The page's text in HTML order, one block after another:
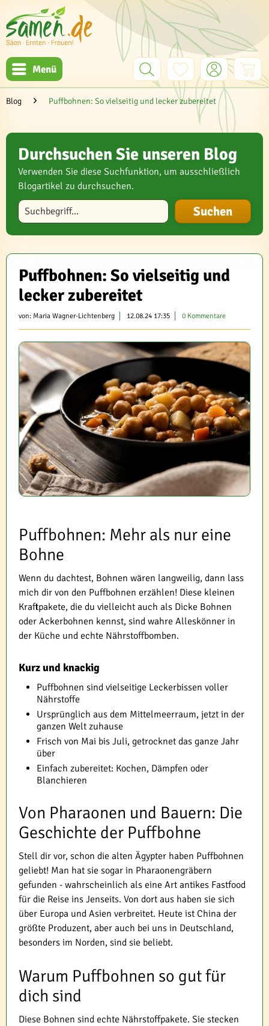
Menü
Blog Puffbohnen: So vielseitig und lecker zubereitet
Durchsuchen Sie unseren Blog
Verwenden Sie diese Suchfunktion, um ausschließlich
Blogartikel zu durchsuchen.
Blog durchsuchen
Puffbohnen: So vielseitig und
lecker zubereitet
von: Maria Wagner-Lichtenberg 12.08.24 17:35 0 Kommentare
Puffbohnen: Mehr als nur eine
Bohne
Wenn du dachtest, Bohnen wären langweilig, dann lass
mich dir von den Puffbohnen erzählen! Diese kleinen
Kraftpakete, die du vielleicht auch als Dicke Bohnen
oder Ackerbohnen kennst, sind wahre Alleskönner in
der Küche und echte Nährstoffbomben.
Kurz und knackig
Puffbohnen sind vielseitige Leckerbissen voller
Nährstoffe
Ursprünglich aus dem Mittelmeerraum, jetzt in der
ganzen Welt zuhause
Frisch von Mai bis Juli, getrocknet das ganze Jahr
über
Einfach zubereitet: Kochen, Dämpfen oder
Blanchieren
Von Pharaonen und Bauern: Die
Geschichte der Puffbohne
Stell dir vor, schon die alten Ägypter haben Puffbohnen
geliebt! Man hat sie sogar in Pharaonengräbern
gefunden - wahrscheinlich als eine Art antikes Fastfood
für die Reise ins Jenseits. Von dort aus haben sie sich
über Europa und Asien verbreitet. Heute ist China der
größte Produzent, aber auch bei uns in Deutschland,
besonders im Norden, sind sie beliebt.
Warum Puffbohnen so gut für
dich sind
Diese Bohnen sind echte Nährstoffpakete. Sie stecken